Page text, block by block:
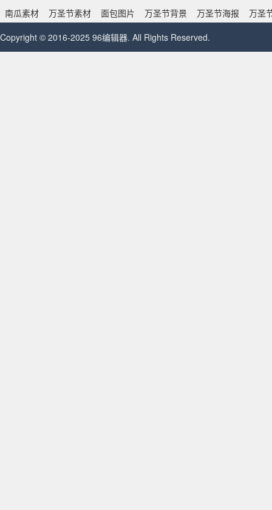
南瓜素材 万圣节素材 面包图片 万圣节背景 万圣节海报
万圣
Copyright © 2016-2025 96编辑器. All Rights Reserved.